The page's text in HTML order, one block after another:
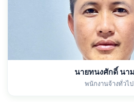
นายทนงศักดิ์ นา
พนักงานจ้างทั่วไป